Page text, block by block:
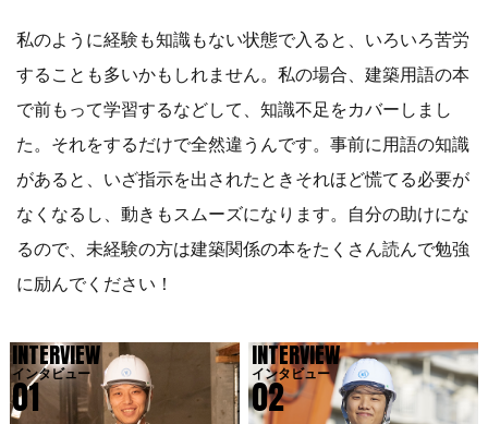
私のように経験も知識もない状態で入ると、いろいろ苦労
することも多いかもしれません。私の場合、建築用語の本
で前もって学習するなどして、知識不足をカバーしまし
た。それをするだけで全然違うんです。事前に用語の知識
があると、いざ指示を出されたときそれほど慌てる必要が
なくなるし、動きもスムーズになります。自分の助けにな
るので、未経験の方は建築関係の本をたくさん読んで勉強
に励んでください！
INTERVIEW
インタビュー
01
INTERVIEW
インタビュー
02